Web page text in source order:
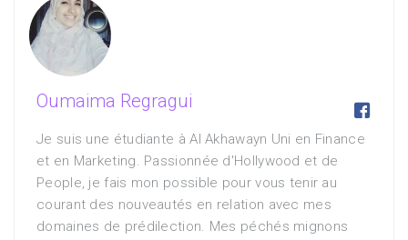
Oumaima Regragui 
Je suis une étudiante à Al Akhawayn Uni en Finance
et en Marketing. Passionnée d'Hollywood et de
People, je fais mon possible pour vous tenir au
courant des nouveautés en relation avec mes
domaines de prédilection. Mes péchés mignons